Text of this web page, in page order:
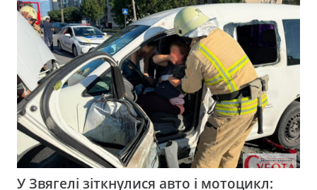
У Звягелі зіткнулися авто і мотоцикл: